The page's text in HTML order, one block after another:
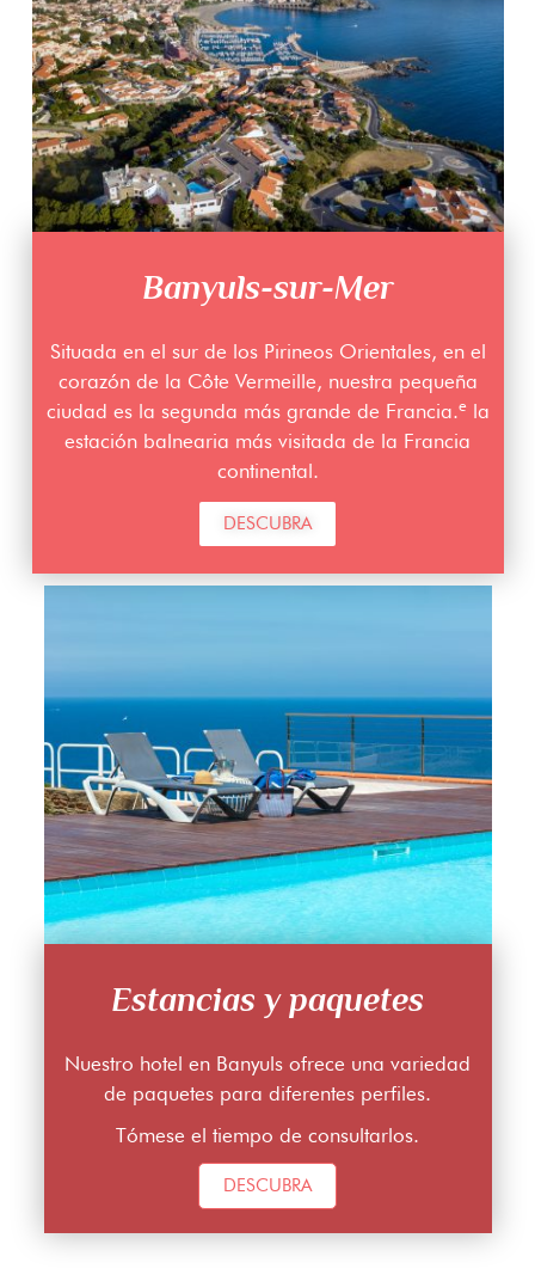
Banyuls-sur-Mer
Situada en el sur de los Pirineos Orientales, en el
corazón de la Côte Vermeille, nuestra pequeña
ciudad es la segunda más grande de Francia.ela
estación balnearia más visitada de la Francia
continental.
DESCUBRA
Estancias y paquetes
Nuestro hotel en Banyuls ofrece una variedad
de paquetes para diferentes perfiles.
Tómese el tiempo de consultarlos.
DESCUBRA